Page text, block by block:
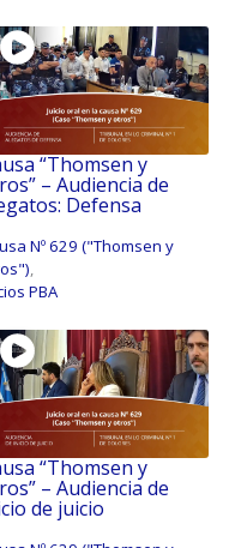
“Thomsen y
– Audiencia de
Defensa
Nº 629 ("Thomsen y
,
PBA
“Thomsen y
– Audiencia de
de juicio